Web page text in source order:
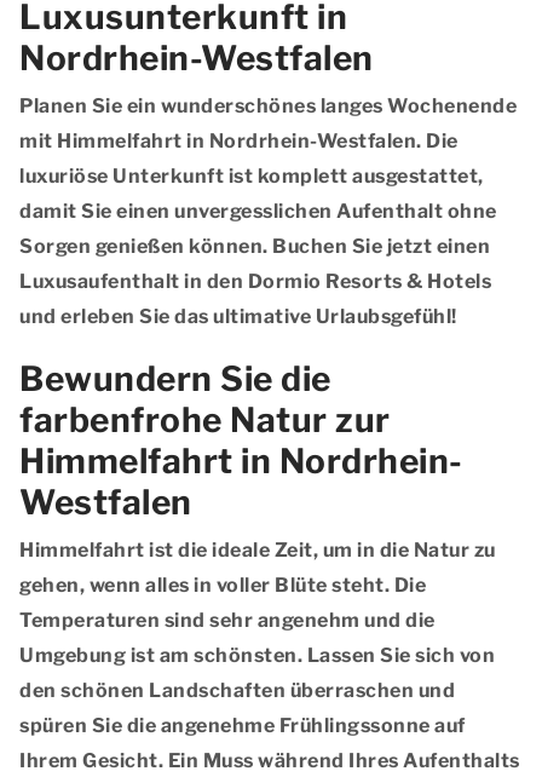
Luxusunterkunft in
Nordrhein-Westfalen
Planen Sie ein wunderschönes langes Wochenende
mit Himmelfahrt in Nordrhein-Westfalen. Die
luxuriöse Unterkunft ist komplett ausgestattet,
damit Sie einen unvergesslichen Aufenthalt ohne
Sorgen genießen können. Buchen Sie jetzt einen
Luxusaufenthalt in den Dormio Resorts & Hotels
und erleben Sie das ultimative Urlaubsgefühl!
Bewundern Sie die
farbenfrohe Natur zur
Himmelfahrt in Nordrhein-
Westfalen
Himmelfahrt ist die ideale Zeit, um in die Natur zu
gehen, wenn alles in voller Blüte steht. Die
Temperaturen sind sehr angenehm und die
Umgebung ist am schönsten. Lassen Sie sich von
den schönen Landschaften überraschen und
spüren Sie die angenehme Frühlingssonne auf
Ihrem Gesicht. Ein Muss während Ihres Aufenthalts